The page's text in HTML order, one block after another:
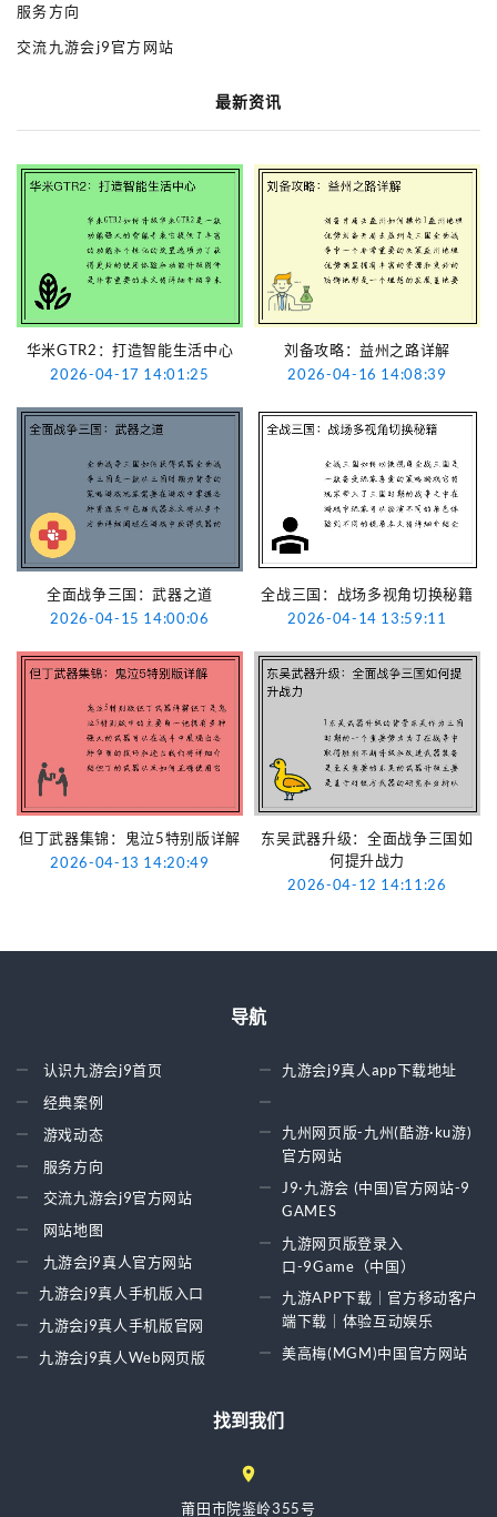
服务方向
交流九游会j9官方网站
最新资讯
华米GTR2：打造智能生活中心
2026-04-17 14:01:25
刘备攻略：益州之路详解
2026-04-16 14:08:39
全面战争三国：武器之道
2026-04-15 14:00:06
全战三国：战场多视角切换秘籍
2026-04-14 13:59:11
但丁武器集锦：鬼泣5特别版详解
2026-04-13 14:20:49
东吴武器升级：全面战争三国如
何提升战力
2026-04-12 14:11:26
导航
认识九游会j9首页
经典案例
游戏动态
服务方向
交流九游会j9官方网站
网站地图
九游会j9真人官方网站
九游会j9真人手机版入口
九游会j9真人手机版官网
九游会j9真人Web网页版
九游会j9真人app下载地址
九州网页版-九州(酷游·ku游)
官方网站
J9·九游会 (中国)官方网站-9
GAMES
九游网页版登录入
口-9Game（中国）
九游APP下载｜官方移动客户
端下载｜体验互动娱乐
美高梅(MGM)中国官方网站
找到我们
莆田市院鉴岭355号